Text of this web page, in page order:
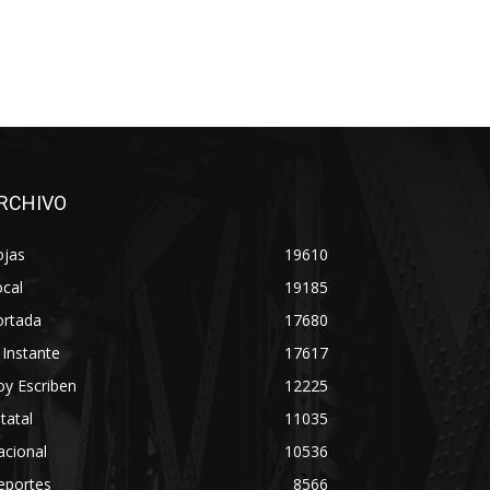
19610
19185
17680
17617
Escriben
12225
11035
10536
8566